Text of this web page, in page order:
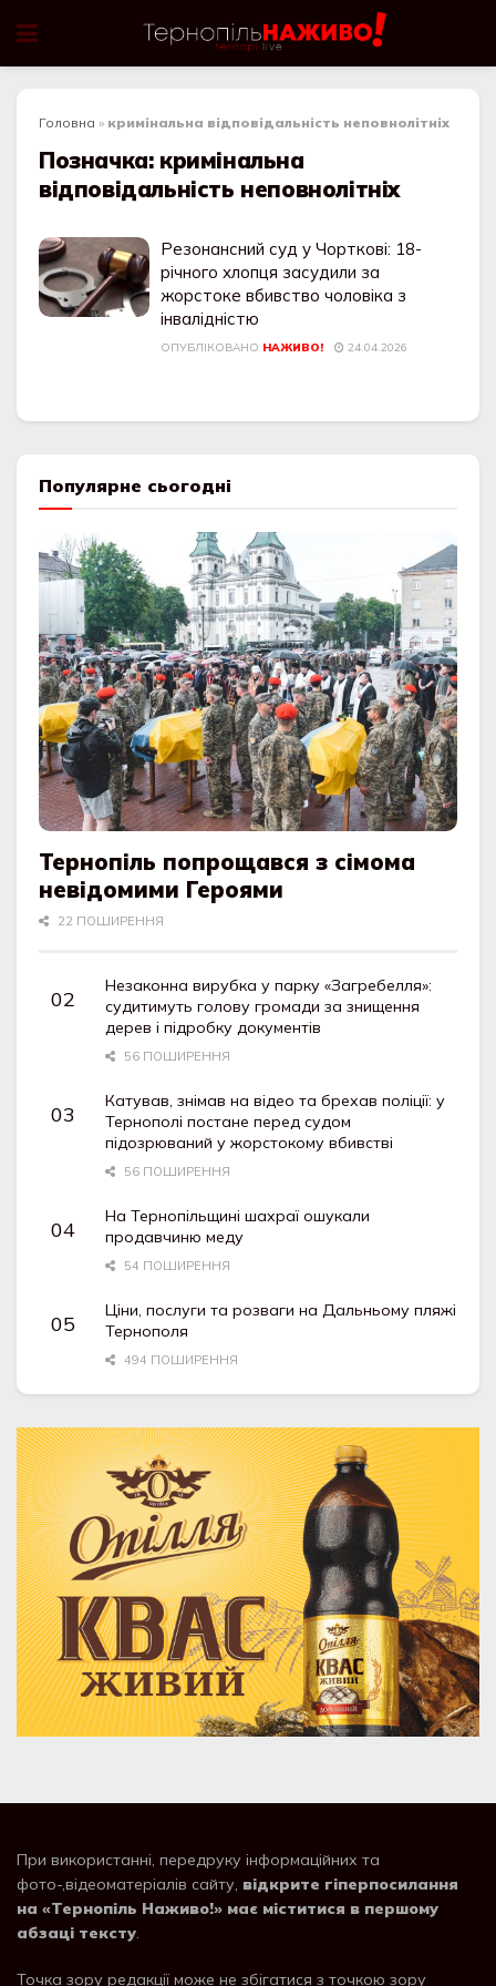
Головна » кримінальна відповідальність неповнолітніх
Позначка: кримінальна
відповідальність неповнолітніх
Резонансний суд у Чорткові: 18-
річного хлопця засудили за
жорстоке вбивство чоловіка з
інвалідністю
ОПУБЛІКОВАНО НАЖИВО! 24.04.2026
Популярне сьогодні
Тернопіль попрощався з сімома
невідомими Героями
22 ПОШИРЕННЯ
Незаконна вирубка у парку «Загребелля»:
судитимуть голову громади за знищення
дерев і підробку документів
56 ПОШИРЕННЯ
Катував, знімав на відео та брехав поліції: у
Тернополі постане перед судом
підозрюваний у жорстокому вбивстві
56 ПОШИРЕННЯ
На Тернопільщині шахраї ошукали
продавчиню меду
54 ПОШИРЕННЯ
Ціни, послуги та розваги на Дальньому пляжі
Тернополя
494 ПОШИРЕННЯ
При використанні, передруку інформаційних та
фото-,відеоматеріалів сайту, відкрите гіперпосилання
на «Тернопіль Наживо!» має міститися в першому
абзаці тексту.
Точка зору редакції може не збігатися з точкою зору